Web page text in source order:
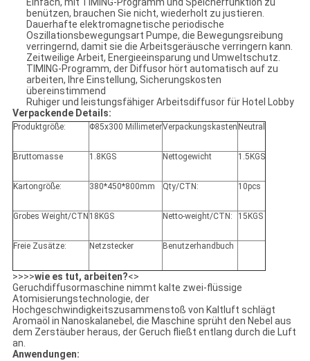
Einfach, mit TIMING-Programm und Speicherfunktion zu
benützen, brauchen Sie nicht, wiederholt zu justieren.
Dauerhafte elektromagnetische periodische
Oszillationsbewegungsart Pumpe, die Bewegungsreibung
verringernd, damit sie die Arbeitsgeräusche verringern kann.
Zeitweilige Arbeit, Energieeinsparung und Umweltschutz.
TIMING-Programm, der Diffusor hört automatisch auf zu
arbeiten, Ihre Einstellung, Sicherungskosten
übereinstimmend
Ruhiger und leistungsfähiger Arbeitsdiffusor für Hotel Lobby
Verpackende Details:
Produktgröße: Φ85x300 MillimeterVerpackungskasten Neutral
Bruttomasse 1.8KGS Nettogewicht 1.5KGS
Kartongröße: 380*450*800mm Qty/CTN: 10pcs
Grobes Weight/CTN 18KGS Netto-weight/CTN: 15KGS
Freie Zusätze: Netzstecker Benutzerhandbuch
>>>>wie es tut, arbeiten?<>
Geruchdiffusormaschine nimmt kalte zwei-flüssige
Atomisierungstechnologie, der
Hochgeschwindigkeitszusammenstoß von Kaltluft schlägt
Aromaöl in Nanoskalanebel, die Maschine sprüht den Nebel aus
dem Zerstäuber heraus, der Geruch fließt entlang durch die Luft
an.
Anwendungen: